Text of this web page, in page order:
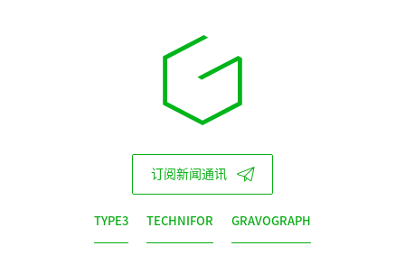
订阅新闻通讯
TYPE3 TECHNIFOR GRAVOGRAPH